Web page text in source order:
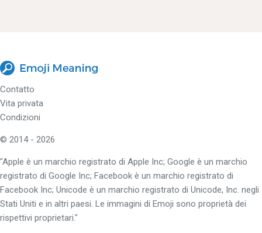
Contatto
Vita privata
Condizioni
© 2014 - 2026
"Apple è un marchio registrato di Apple Inc; Google è un marchio
registrato di Google Inc; Facebook è un marchio registrato di
Facebook Inc; Unicode è un marchio registrato di Unicode, Inc. negli
Stati Uniti e in altri paesi. Le immagini di Emoji sono proprietà dei
rispettivi proprietari."